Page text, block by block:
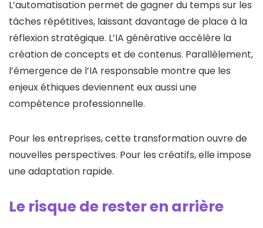
L’automatisation permet de gagner du temps sur les
tâches répétitives, laissant davantage de place à la
réflexion stratégique. L’IA générative accélère la
création de concepts et de contenus. Parallèlement,
l’émergence de l’IA responsable montre que les
enjeux éthiques deviennent eux aussi une
compétence professionnelle.
Pour les entreprises, cette transformation ouvre de
nouvelles perspectives. Pour les créatifs, elle impose
une adaptation rapide.
Le risque de rester en arrière